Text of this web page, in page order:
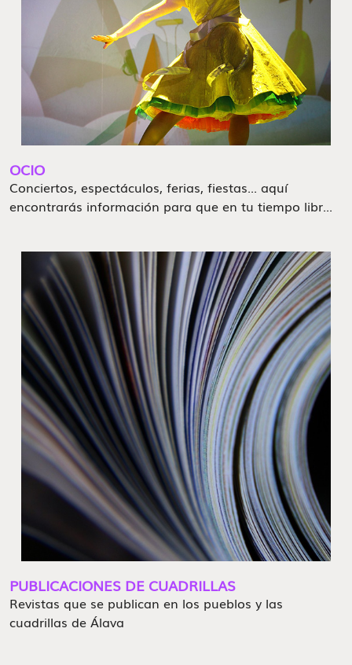
OCIO
Conciertos, espectáculos, ferias, fiestas... aquí
encontrarás información para que en tu tiempo libr...
PUBLICACIONES DE CUADRILLAS
Revistas que se publican en los pueblos y las
cuadrillas de Álava